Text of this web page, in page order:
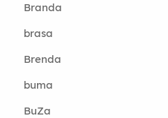
Branda
brasa
Brenda
buma
BuZa